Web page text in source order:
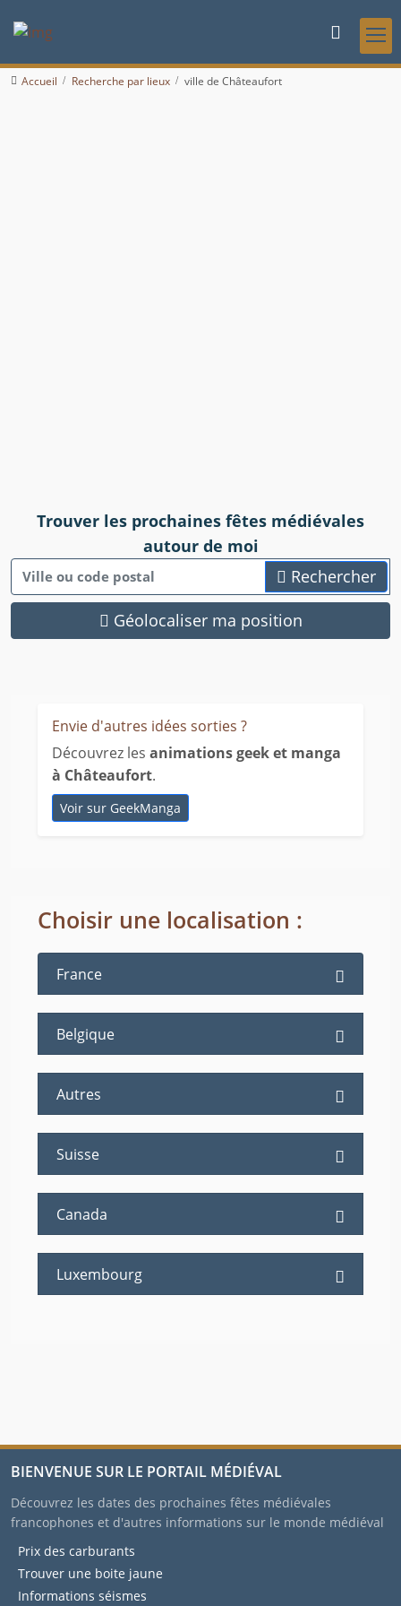
Accueil Recherche par lieux ville de Châteaufort
Trouver les prochaines fêtes médiévales
autour de moi
Rechercher
Géolocaliser ma position
Envie d'autres idées sorties ?
Découvrez les animations geek et manga
à Châteaufort.
Voir sur GeekManga
Choisir une localisation :
France
Belgique
Autres
Suisse
Canada
Luxembourg
BIENVENUE SUR LE PORTAIL MÉDIÉVAL
Découvrez les dates des prochaines fêtes médiévales
francophones et d'autres informations sur le monde médiéval
Prix des carburants
Trouver une boite jaune
Informations séismes